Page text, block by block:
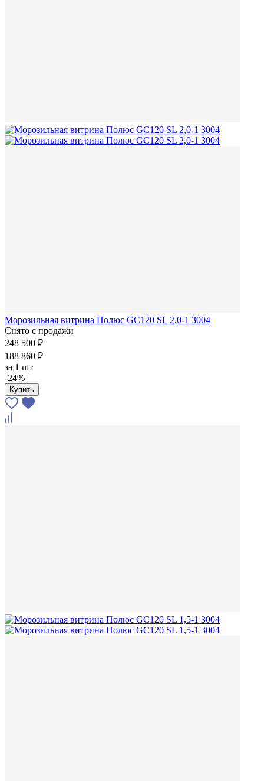
Морозильная витрина Полюс GC120 SL 2,0-1 3004
Снято с продажи
248 500 ₽
188 860 ₽
за 1 шт
-24%
Купить